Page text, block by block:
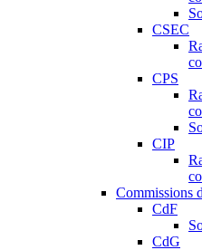
CSEC
CPS
CIP
Commissions
CdF
CdG